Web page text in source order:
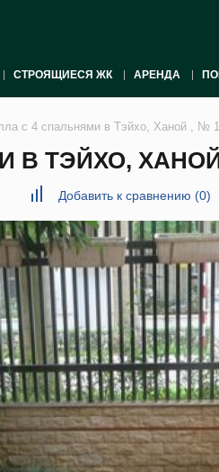
СТРОЯЩИЕСЯ ЖК АРЕНДА
с 4 спальнями в Тэйхо, Ханой , №
В ТЭЙХО,
Добавить к сравнению (0)